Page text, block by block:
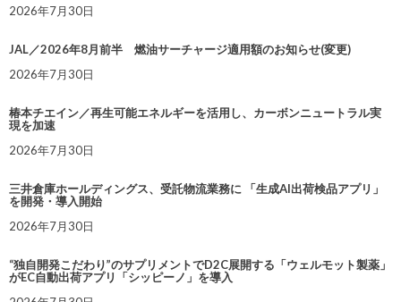
2026年7月30日
JAL／2026年8月前半 燃油サーチャージ適用額のお知らせ(変更)
2026年7月30日
椿本チエイン／再生可能エネルギーを活用し、カーボンニュートラル実
現を加速
2026年7月30日
三井倉庫ホールディングス、受託物流業務に 「生成AI出荷検品アプリ」
を開発・導入開始
2026年7月30日
“独自開発こだわり”のサプリメントでD2C展開する「ウェルモット製薬」
がEC自動出荷アプリ「シッピーノ」を導入